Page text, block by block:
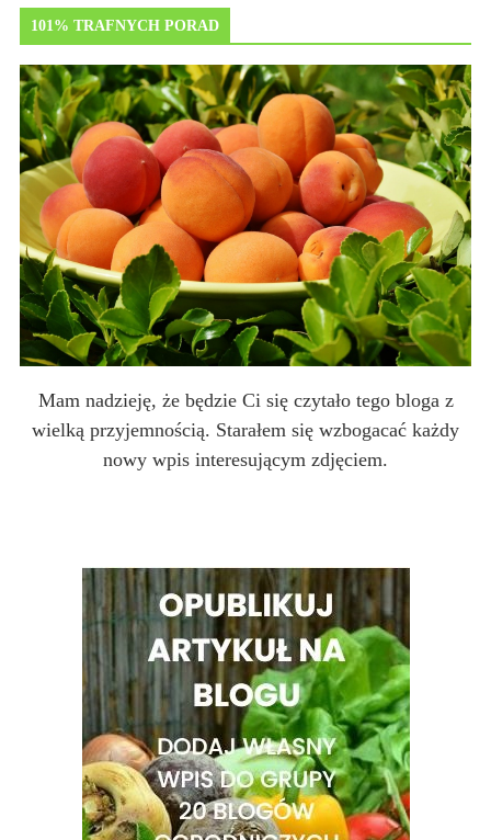
101% TRAFNYCH PORAD
Mam nadzieję, że będzie Ci się czytało tego bloga z
wielką przyjemnością. Starałem się wzbogacać każdy
nowy wpis interesującym zdjęciem.